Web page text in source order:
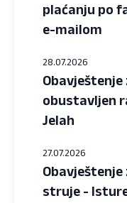
plaćanju po
e-mailom
28.07.2026
obustavljen
Jelah
27.07.2026
struje -